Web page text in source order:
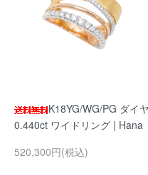
K18YG/WG/PG ダイヤ
0.440ct ワイドリング | Hana
520,300円(税込)